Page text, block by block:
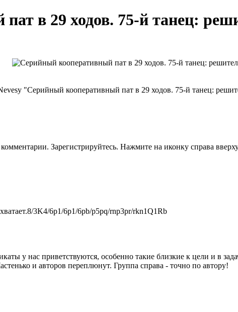
в 29 ходов. 75-й танец:
"Серийный кооперативный пат в 29 ходов. 75-й танец:
Зарегистрируйтесь. Нажмите на иконку справа
3K4/6p1/6p1/6pb/p5pq/rnp3pr/rkn1Q1Rb
у нас приветствуются, особенно такие близкие к цели и в
и авторов переплюнут. Группа справа - точно по автору!